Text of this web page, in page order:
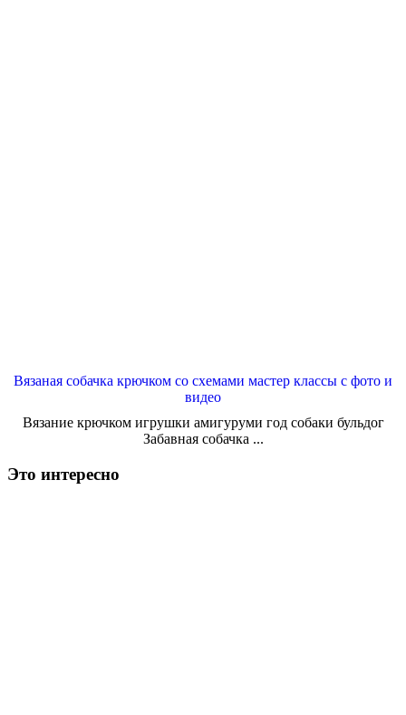
Вязаная собачка крючком со схемами мастер классы с фото и
видео
Вязание крючком игрушки амигуруми год собаки бульдог
Забавная собачка ...
Это интересно